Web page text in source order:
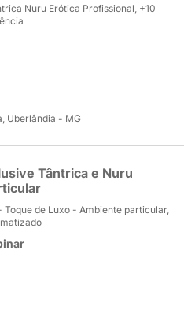
Nuru Erótica Profissional, +10
Uberlândia - MG
Tântrica e Nuru
Toque de Luxo - Ambiente particular,